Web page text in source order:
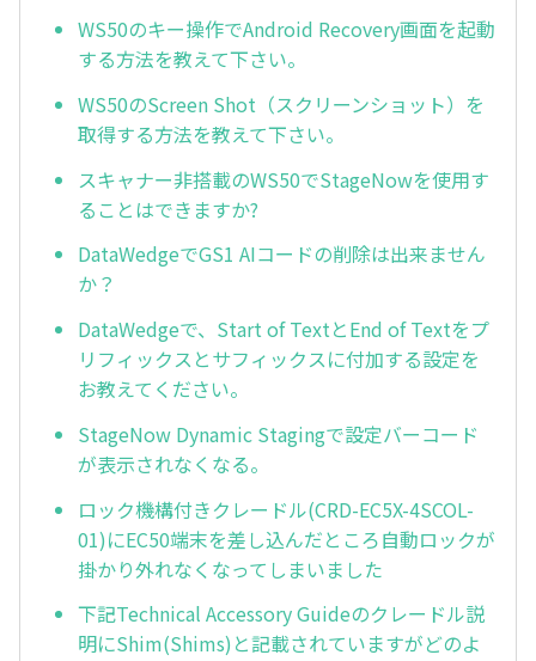
WS50のキー操作でAndroid Recovery画面を起動
する方法を教えて下さい。
WS50のScreen Shot（スクリーンショット）を
取得する方法を教えて下さい。
スキャナー非搭載のWS50でStageNowを使用す
ることはできますか?
DataWedgeでGS1 AIコードの削除は出来ません
か？
DataWedgeで、Start of TextとEnd of Textをプ
リフィックスとサフィックスに付加する設定を
お教えてください。
StageNow Dynamic Stagingで設定バーコード
が表示されなくなる。
ロック機構付きクレードル(CRD-EC5X-4SCOL-
01)にEC50端末を差し込んだところ自動ロックが
掛かり外れなくなってしまいました
下記Technical Accessory Guideのクレードル説
明にShim(Shims)と記載されていますがどのよ